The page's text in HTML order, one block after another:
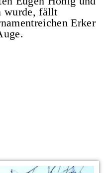
wurde, fällt
Erker